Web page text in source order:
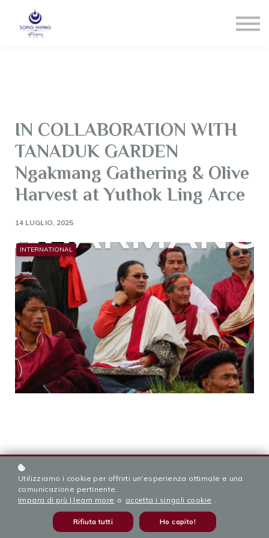
IN COLLABORATION WITH
TANADUK GARDEN
Ngakmang Gathering & Olive
Harvest at Yuthok Ling Arce
14 LUGLIO, 2025
INTERNATIONAL
October 13–17, 2025
Yuthok Ling Arce, ItalyWe warmly invite you to
Yuthok Ling Arce for our very first Ngakmang
Gathering & Olive Harvest, a unique 5-day
event weaving together spiritual practice,
Utilizziamo i cookie per offrirti un'esperienza ottimale e una
comunicazione pertinente.
Impara di più | learn more o accetta i singoli cookie .
Rifiuta tutti Ho capito!